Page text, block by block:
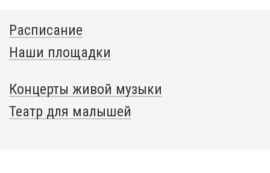
Расписание
Наши площадки
Концерты живой музыки
Театр для малышей